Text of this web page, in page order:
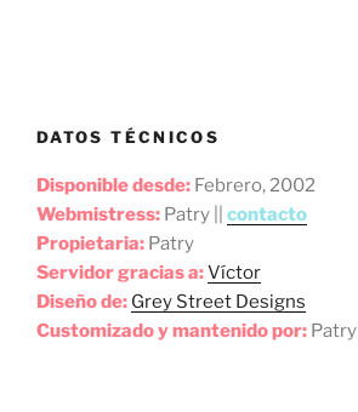
DATOS TÉCNICOS
Disponible desde: Febrero, 2002
Webmistress: Patry || contacto
Propietaria: Patry
Servidor gracias a:Víctor
Diseño de: Grey Street Designs
Customizado y mantenido por: Patry